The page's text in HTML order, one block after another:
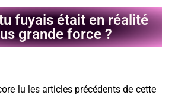
fuyais était en réalité
grande force ?
lu les articles précédents de cette